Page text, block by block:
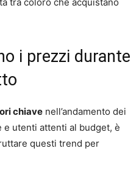
i prezzi durante
chiave nell’andamento dei
utenti attenti al budget, è
questi trend per